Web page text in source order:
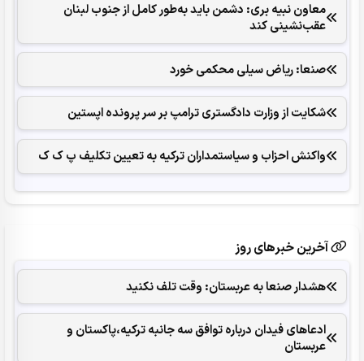
معاون نبیه بری: دشمن باید به‌طور کامل از جنوب لبنان
عقب‌نشینی کند
صنعا: ریاض سیلی محکمی خورد
شکایت از وزارت دادگستری ترامپ بر سر پرونده اپستین
واکنش احزاب و سیاستمداران ترکیه به تعیین تکلیف پ ک ک
آخرین خبرهای روز
هشدار صنعا به عربستان: وقت تلف نکنید
ادعاهای فیدان درباره توافق سه جانبه ترکیه،پاکستان و
عربستان